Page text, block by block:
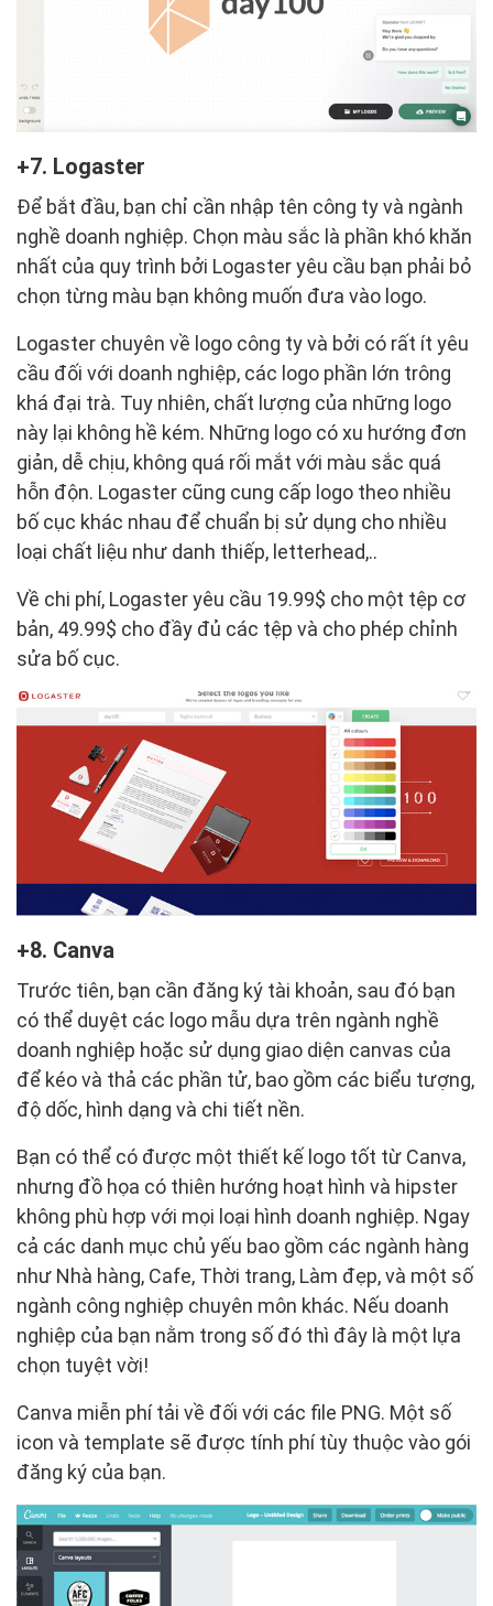
7. Logaster
Để bắt đầu, bạn chỉ cần nhập tên công ty và ngành
nghề doanh nghiệp. Chọn màu sắc là phần khó khăn
nhất của quy trình bởi Logaster yêu cầu bạn phải bỏ
chọn từng màu bạn không muốn đưa vào logo.
Logaster chuyên về logo công ty và bởi có rất ít yêu
cầu đối với doanh nghiệp, các logo phần lớn trông
khá đại trà. Tuy nhiên, chất lượng của những logo
này lại không hề kém. Những logo có xu hướng đơn
giản, dễ chịu, không quá rối mắt với màu sắc quá
hỗn độn. Logaster cũng cung cấp logo theo nhiều
bố cục khác nhau để chuẩn bị sử dụng cho nhiều
loại chất liệu như danh thiếp, letterhead,..
Về chi phí, Logaster yêu cầu 19.99$ cho một tệp cơ
bản, 49.99$ cho đầy đủ các tệp và cho phép chỉnh
sửa bố cục.
8. Canva
Trước tiên, bạn cần đăng ký tài khoản, sau đó bạn
có thể duyệt các logo mẫu dựa trên ngành nghề
doanh nghiệp hoặc sử dụng giao diện canvas của
để kéo và thả các phần tử, bao gồm các biểu tượng,
độ dốc, hình dạng và chi tiết nền.
Bạn có thể có được một thiết kế logo tốt từ Canva,
nhưng đồ họa có thiên hướng hoạt hình và hipster
không phù hợp với mọi loại hình doanh nghiệp. Ngay
cả các danh mục chủ yếu bao gồm các ngành hàng
như Nhà hàng, Cafe, Thời trang, Làm đẹp, và một số
ngành công nghiệp chuyên môn khác. Nếu doanh
nghiệp của bạn nằm trong số đó thì đây là một lựa
chọn tuyệt vời!
Canva miễn phí tải về đối với các file PNG. Một số
icon và template sẽ được tính phí tùy thuộc vào gói
đăng ký của bạn.